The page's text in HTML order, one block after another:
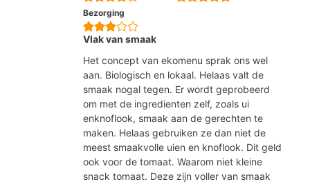
Bezorging
Vlak van smaak
Het concept van ekomenu sprak ons wel
aan. Biologisch en lokaal. Helaas valt de
smaak nogal tegen. Er wordt geprobeerd
om met de ingredienten zelf, zoals ui
enknoflook, smaak aan de gerechten te
maken. Helaas gebruiken ze dan niet de
meest smaakvolle uien en knoflook. Dit geld
ook voor de tomaat. Waarom niet kleine
snack tomaat. Deze zijn voller van smaak